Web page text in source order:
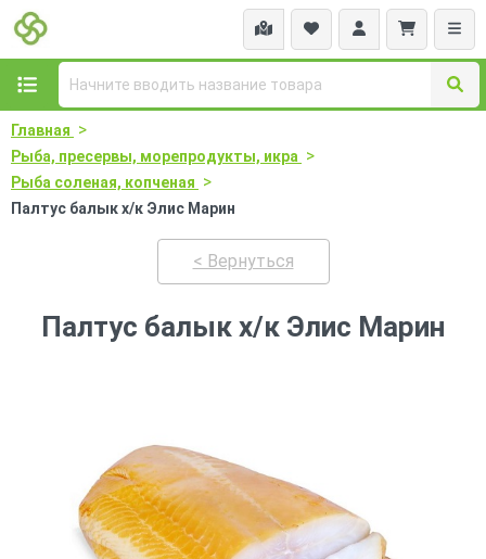
Главная >
Рыба, пресервы, морепродукты, икра >
Рыба соленая, копченая >
Палтус балык х/к Элис Марин
< Вернуться
Палтус балык х/к Элис Марин